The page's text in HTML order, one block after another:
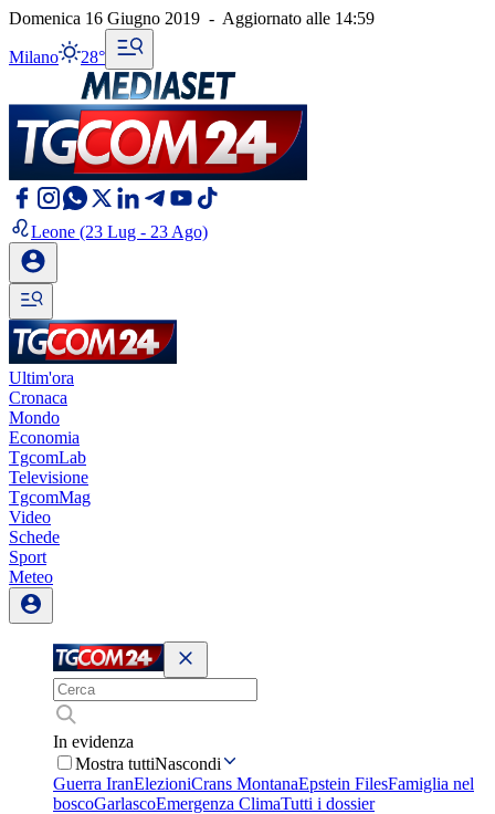
Domenica 16 Giugno 2019 - Aggiornato alle 14:59
Milano 28°
Leone (23 Lug - 23 Ago)
Ultim'ora
Cronaca
Mondo
Economia
TgcomLab
Televisione
TgcomMag
Video
Schede
Sport
Meteo
In evidenza
Mostra tuttiNascondi
Guerra IranElezioniCrans MontanaEpstein FilesFamiglia nel
boscoGarlascoEmergenza ClimaTutti i dossier